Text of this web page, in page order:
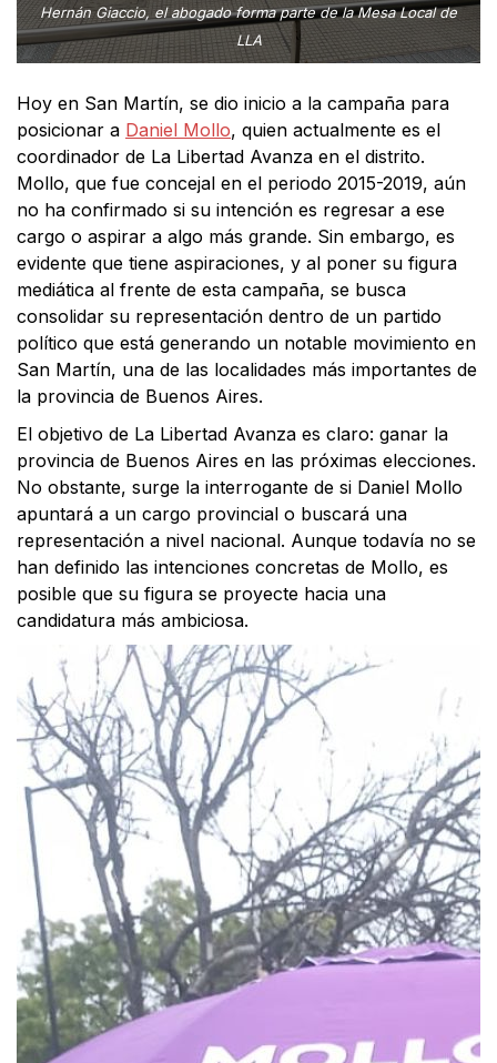
Hernán Giaccio, el abogado forma parte de la Mesa Local de
LLA
Hoy en San Martín, se dio inicio a la campaña para
posicionar a Daniel Mollo, quien actualmente es el
coordinador de La Libertad Avanza en el distrito.
Mollo, que fue concejal en el periodo 2015-2019, aún
no ha confirmado si su intención es regresar a ese
cargo o aspirar a algo más grande. Sin embargo, es
evidente que tiene aspiraciones, y al poner su figura
mediática al frente de esta campaña, se busca
consolidar su representación dentro de un partido
político que está generando un notable movimiento en
San Martín, una de las localidades más importantes de
la provincia de Buenos Aires.
El objetivo de La Libertad Avanza es claro: ganar la
provincia de Buenos Aires en las próximas elecciones.
No obstante, surge la interrogante de si Daniel Mollo
apuntará a un cargo provincial o buscará una
representación a nivel nacional. Aunque todavía no se
han definido las intenciones concretas de Mollo, es
posible que su figura se proyecte hacia una
candidatura más ambiciosa.